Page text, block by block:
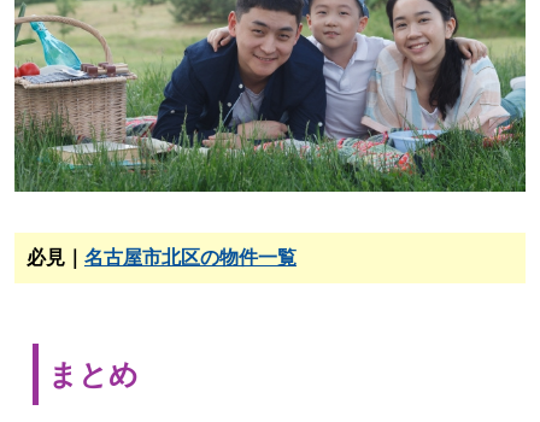
必見｜ 名古屋市北区の物件一覧
まとめ